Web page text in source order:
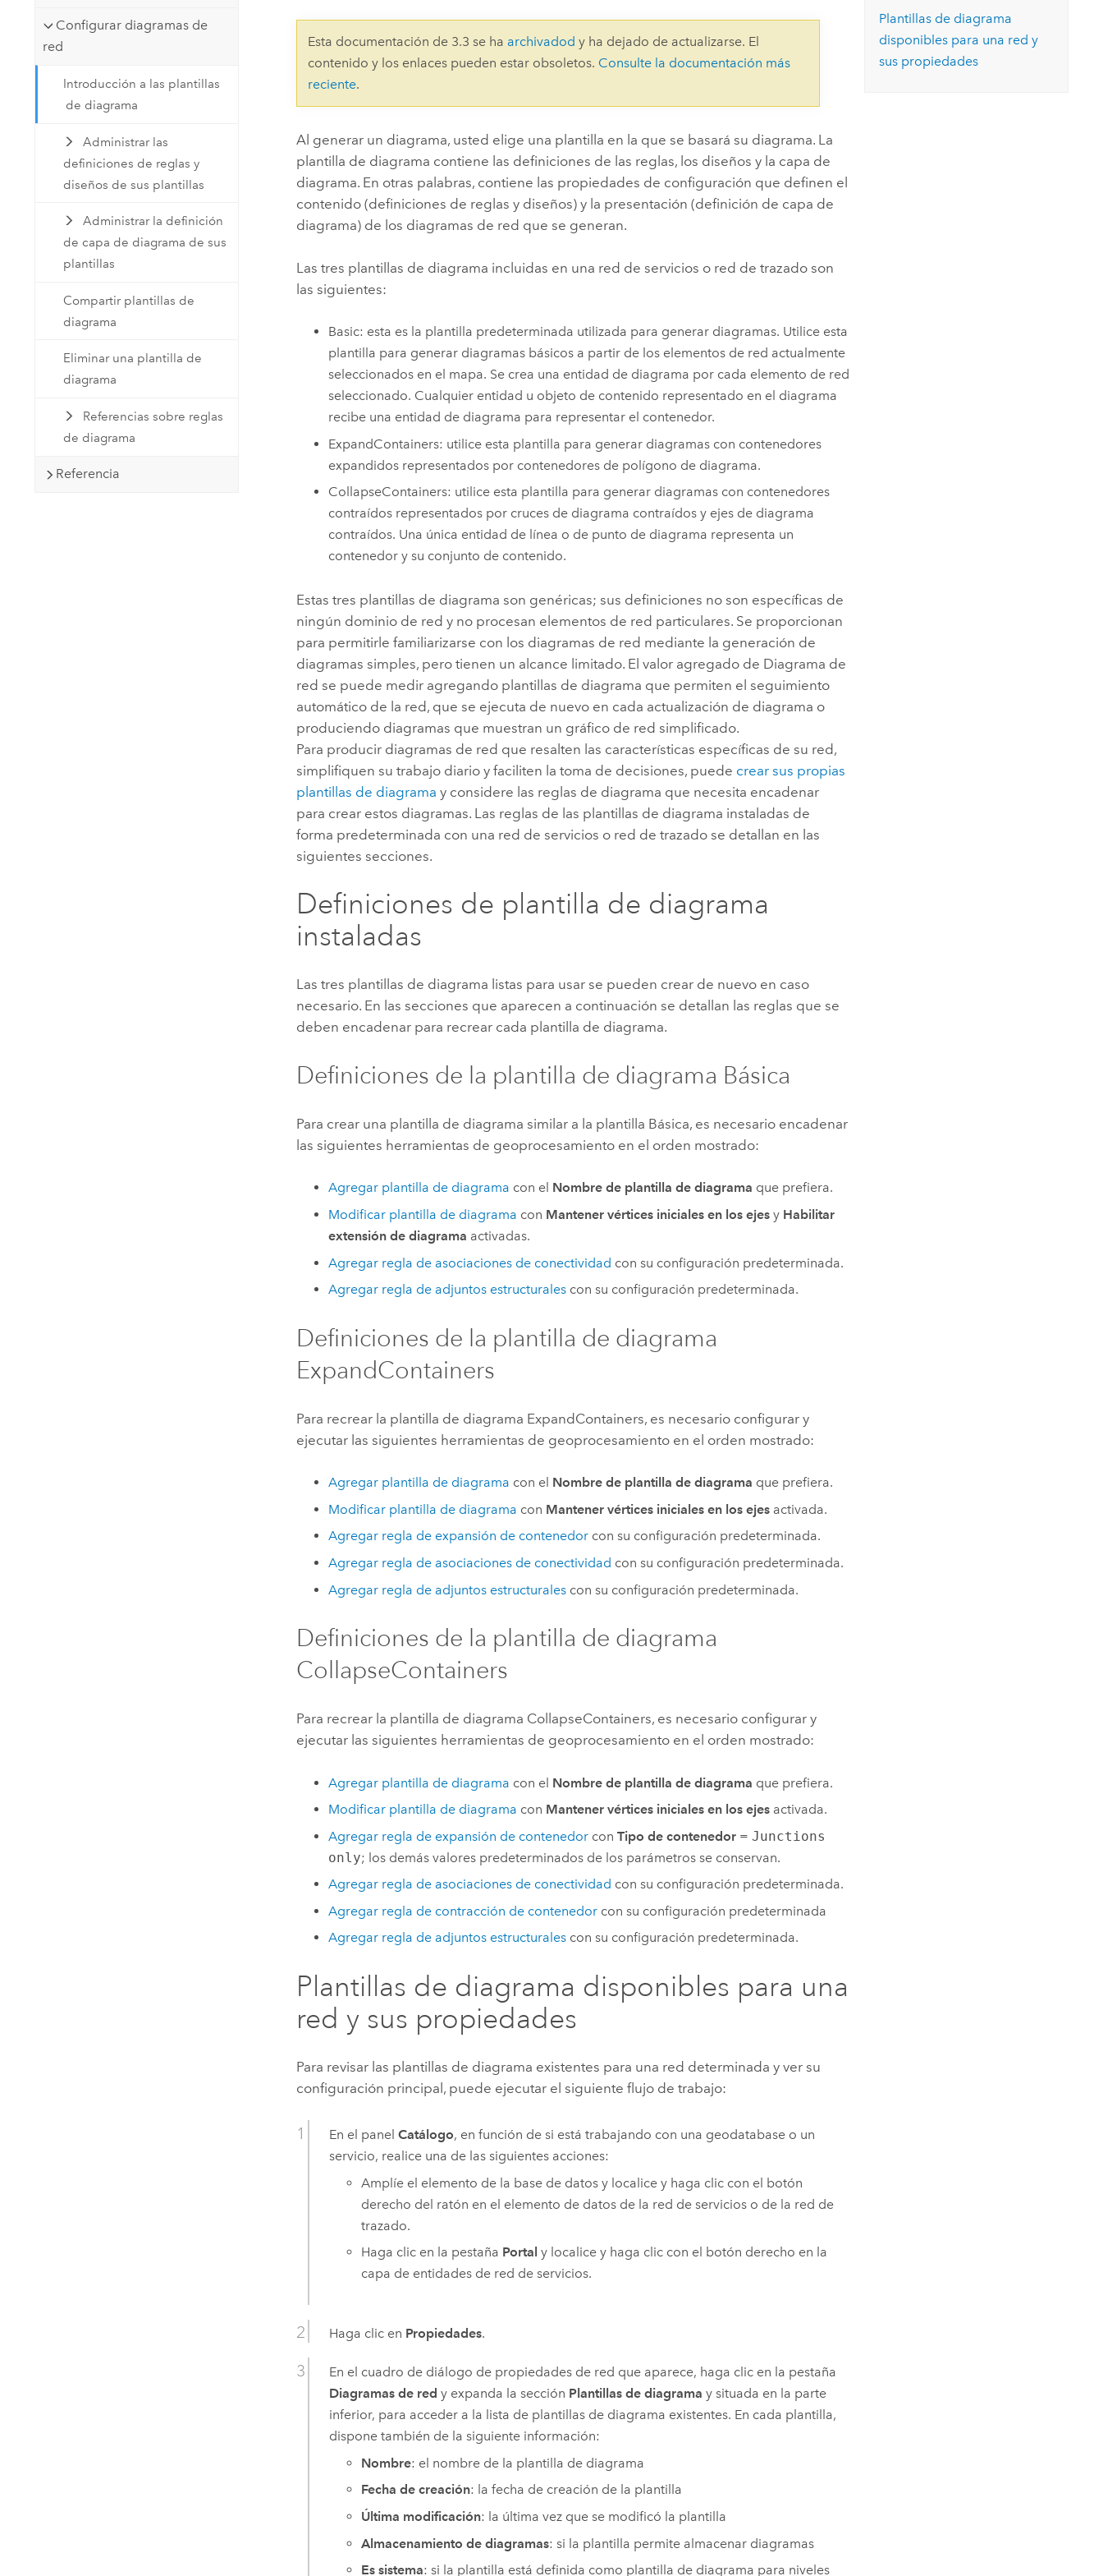
Tecnología para desarrolladores
análisis espacial
Todos los productos
Explorar ArcGIS Pro
Todas las historias
Leer la historia
Configurar diagramas de
red
Introducción a las plantillas
de diagrama
Administrar las
definiciones de reglas y
diseños de sus plantillas
Administrar la definición
de capa de diagrama de sus
plantillas
Compartir plantillas de
diagrama
Eliminar una plantilla de
diagrama
Referencias sobre reglas
de diagrama
Referencia
Esta documentación de 3.3 se ha archivadod y ha dejado de actualizarse. El
contenido y los enlaces pueden estar obsoletos. Consulte la documentación más
reciente.
Al generar un diagrama, usted elige una plantilla en la que se basará su diagrama. La
plantilla de diagrama contiene las definiciones de las reglas, los diseños y la capa de
diagrama. En otras palabras, contiene las propiedades de configuración que definen el
contenido (definiciones de reglas y diseños) y la presentación (definición de capa de
diagrama) de los diagramas de red que se generan.
Las tres plantillas de diagrama incluidas en una red de servicios o red de trazado son
las siguientes:
Basic: esta es la plantilla predeterminada utilizada para generar diagramas. Utilice esta
plantilla para generar diagramas básicos a partir de los elementos de red actualmente
seleccionados en el mapa. Se crea una entidad de diagrama por cada elemento de red
seleccionado. Cualquier entidad u objeto de contenido representado en el diagrama
recibe una entidad de diagrama para representar el contenedor.
ExpandContainers: utilice esta plantilla para generar diagramas con contenedores
expandidos representados por contenedores de polígono de diagrama.
CollapseContainers: utilice esta plantilla para generar diagramas con contenedores
contraídos representados por cruces de diagrama contraídos y ejes de diagrama
contraídos. Una única entidad de línea o de punto de diagrama representa un
contenedor y su conjunto de contenido.
Estas tres plantillas de diagrama son genéricas; sus definiciones no son específicas de
ningún dominio de red y no procesan elementos de red particulares. Se proporcionan
para permitirle familiarizarse con los diagramas de red mediante la generación de
diagramas simples, pero tienen un alcance limitado. El valor agregado de Diagrama de
red se puede medir agregando plantillas de diagrama que permiten el seguimiento
automático de la red, que se ejecuta de nuevo en cada actualización de diagrama o
produciendo diagramas que muestran un gráfico de red simplificado.
Para producir diagramas de red que resalten las características específicas de su red,
simplifiquen su trabajo diario y faciliten la toma de decisiones, puede crear sus propias
plantillas de diagrama y considere las reglas de diagrama que necesita encadenar
para crear estos diagramas. Las reglas de las plantillas de diagrama instaladas de
forma predeterminada con una red de servicios o red de trazado se detallan en las
siguientes secciones.
Definiciones de plantilla de diagrama
instaladas
Las tres plantillas de diagrama listas para usar se pueden crear de nuevo en caso
necesario. En las secciones que aparecen a continuación se detallan las reglas que se
deben encadenar para recrear cada plantilla de diagrama.
Definiciones de la plantilla de diagrama Básica
Para crear una plantilla de diagrama similar a la plantilla Básica, es necesario encadenar
las siguientes herramientas de geoprocesamiento en el orden mostrado:
Agregar plantilla de diagrama con el Nombre de plantilla de diagrama que prefiera.
Modificar plantilla de diagrama con Mantener vértices iniciales en los ejesy Habilitar
extensión de diagrama activadas.
Agregar regla de asociaciones de conectividad con su configuración predeterminada.
Agregar regla de adjuntos estructuralescon su configuración predeterminada.
Definiciones de la plantilla de diagrama
ExpandContainers
Para recrear la plantilla de diagrama ExpandContainers, es necesario configurar y
ejecutar las siguientes herramientas de geoprocesamiento en el orden mostrado:
Agregar plantilla de diagrama con el Nombre de plantilla de diagrama que prefiera.
Modificar plantilla de diagrama con Mantener vértices iniciales en los ejesactivada.
Agregar regla de expansión de contenedorcon su configuración predeterminada.
Agregar regla de asociaciones de conectividad con su configuración predeterminada.
Agregar regla de adjuntos estructuralescon su configuración predeterminada.
Definiciones de la plantilla de diagrama
CollapseContainers
Para recrear la plantilla de diagrama CollapseContainers, es necesario configurar y
ejecutar las siguientes herramientas de geoprocesamiento en el orden mostrado:
Agregar plantilla de diagrama con el Nombre de plantilla de diagrama que prefiera.
Modificar plantilla de diagrama con Mantener vértices iniciales en los ejesactivada.
Agregar regla de expansión de contenedorcon Tipo de contenedor= Junctions
only; los demás valores predeterminados de los parámetros se conservan.
Agregar regla de asociaciones de conectividad con su configuración predeterminada.
Agregar regla de contracción de contenedorcon su configuración predeterminada
Agregar regla de adjuntos estructuralescon su configuración predeterminada.
Plantillas de diagrama disponibles para una
red y sus propiedades
Para revisar las plantillas de diagrama existentes para una red determinada y ver su
configuración principal, puede ejecutar el siguiente flujo de trabajo:
En el panelCatálogo, en función de si está trabajando con una geodatabase o un
servicio, realice una de las siguientes acciones:
Amplíe el elemento de la base de datos y localice y haga clic con el botón
derecho del ratón en el elemento de datos de la red de servicios o de la red de
trazado.
Haga clic en la pestaña Portal y localice y haga clic con el botón derecho en la
capa de entidades de red de servicios.
Haga clic en Propiedades.
En el cuadro de diálogo de propiedades de red que aparece, haga clic en la pestaña
Diagramas de red y expanda la sección Plantillas de diagrama y situada en la parte
inferior, para acceder a la lista de plantillas de diagrama existentes. En cada plantilla,
dispone también de la siguiente información:
Nombre: el nombre de la plantilla de diagrama
Fecha de creación: la fecha de creación de la plantilla
Última modificación: la última vez que se modificó la plantilla
Almacenamiento de diagramas: si la plantilla permite almacenar diagramas
Es sistema: si la plantilla está definida como plantilla de diagrama para niveles
Plantillas de diagrama
disponibles para una red y
sus propiedades